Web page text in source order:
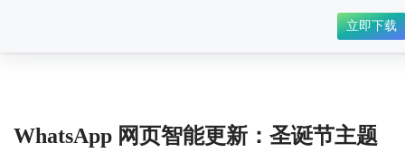
立即下载
WhatsApp 网页智能更新：圣诞节主题